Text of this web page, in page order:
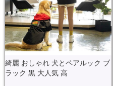
綺麗 おしゃれ 犬とペアルック ブ
ラック 黒 大人気 高